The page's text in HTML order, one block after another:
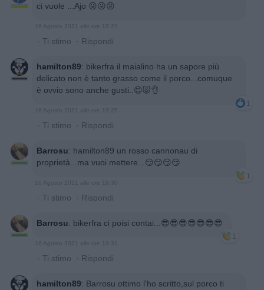
ci vuole ...Ajo 😜😜😜
16 Agosto 2021 alle ore 19:21
· Ti stimo · Rispondi
hamilton89: bikerfra il maialino ha un sapore più
delicato non è tanto grasso come il porco...comuque
è ovvio sono anche gusti..😊🐷👌
1
16 Agosto 2021 alle ore 19:25
· Ti stimo · Rispondi
Barrosu: hamilton89 un rosso cannonau di
proprietà...ma vuoi mettere...😏😏😏😏
1
16 Agosto 2021 alle ore 19:30
· Ti stimo · Rispondi
Barrosu: bikerfra ci poisi contai...😎😎😎😎😎😎😎
1
16 Agosto 2021 alle ore 19:31
· Ti stimo · Rispondi
hamilton89: Barrosu ottimo l'ho scritto,sul porco ti